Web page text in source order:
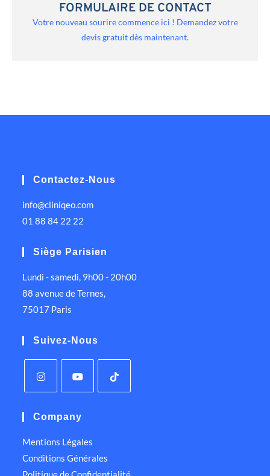
FORMULAIRE DE CONTACT
Votre nouveau sourire commence ici ! Demandez votre
devis gratuit dès maintenant.
Contactez-Nous
info@cliniqeo.com
01 88 84 22 22
Siège Parisien
Lundi - samedi, 9h00 - 20h00
88 avenue de Ternes,
75017 Paris
Suivez-Nous
Company
Mentions Légales
Conditions Générales